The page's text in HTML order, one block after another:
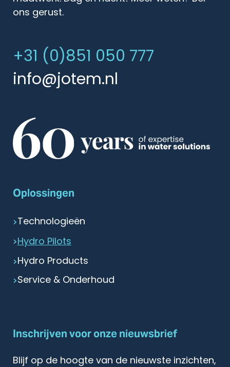
ons gerust.
+31 (0)851 050 777
info@jotem.nl
Oplossingen
Technologieën
Hydro Pilots
Hydro Products
Service & Onderhoud
Inschrijven voor onze nieuwsbrief
Blijf op de hoogte van de nieuwste inzichten,